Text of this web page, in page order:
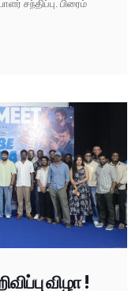
சந்திப்பு. பிரைம்
விழா !